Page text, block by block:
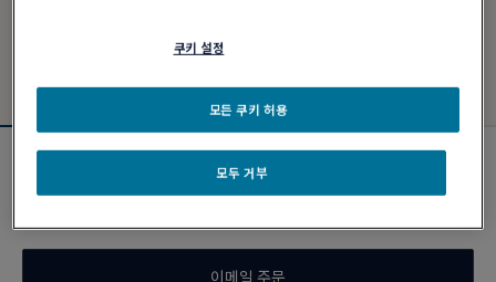
₩ 500,000
이메일 주문
쿠키 설정
모두 거부
모든 쿠키 허용